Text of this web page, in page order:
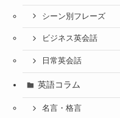
シーン別フレーズ
ビジネス英会話
日常英会話
英語コラム
名言・格言